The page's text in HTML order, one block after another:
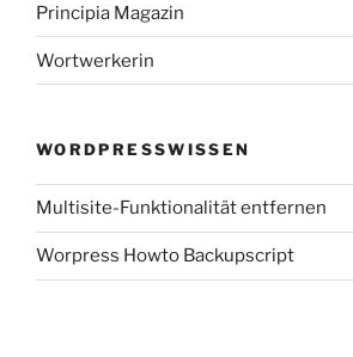
Principia Magazin
Wortwerkerin
WORDPRESSWISSEN
Multisite-Funktionalität entfernen
Worpress Howto Backupscript